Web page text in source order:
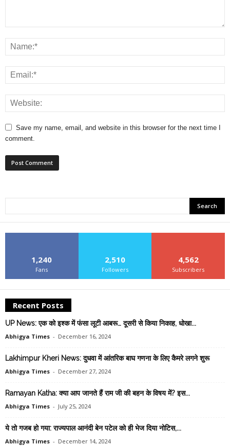
Save my name, email, and website in this browser for the next time I
comment.
1,240
Fans
2,510
Followers
4,562
Subscribers
Recent Posts
UP News: एक को इश्क में फंसा लूटी आबरू… दूसरी से किया निकाह, धोखा...
Abhigya Times - December 16, 2024
Lakhimpur Kheri News: दुधवा में आंतरिक बाघ गणना के लिए कैमरे लगने शुरू
Abhigya Times - December 27, 2024
Ramayan Katha: क्या आप जानते हैं राम जी की बहन के विषय में? इस...
Abhigya Times - July 25, 2024
ये तो गजब हो गया: राज्यपाल आनंदी बेन पटेल को ही भेज दिया नोटिस,...
Abhigya Times - December 14, 2024